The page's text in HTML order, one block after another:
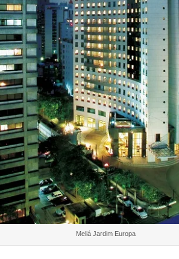
Meliá Jardim Europa